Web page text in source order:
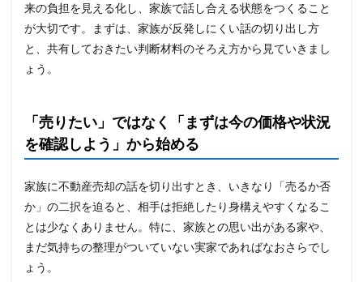
来の負担を見える化し、家族で話し合える状態をつくること
が大切です。まずは、家族が反発しにくい話の切り出し方
と、共有しておきたい判断材料のそろえ方から見ていきまし
ょう。
「売りたい」ではなく「まずは今の価格や状況
を確認しよう」から始める
家族に不動産売却の話を切り出すとき、いきなり「売るか否
か」の二択を迫ると、相手は拒絶したり身構えやすくなるこ
とは少なくありません。特に、家族との思い出がある家や、
まだ気持ちの整理がついていない実家であればなおさらでし
ょう。